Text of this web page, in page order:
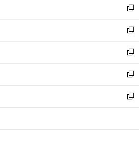
く
で
開
く
ド
ウ
で
開
く
ィ
ン
ド
ウ
で
開
く
新
し
い
ウ
ィ
ン
ド
ウ
で
開
新
し
い
ウ
ィ
ン
ド
ウ
開
新
し
い
ウ
ィ
ン
ウ
新
し
い
ウ
ン
新
し
ウ